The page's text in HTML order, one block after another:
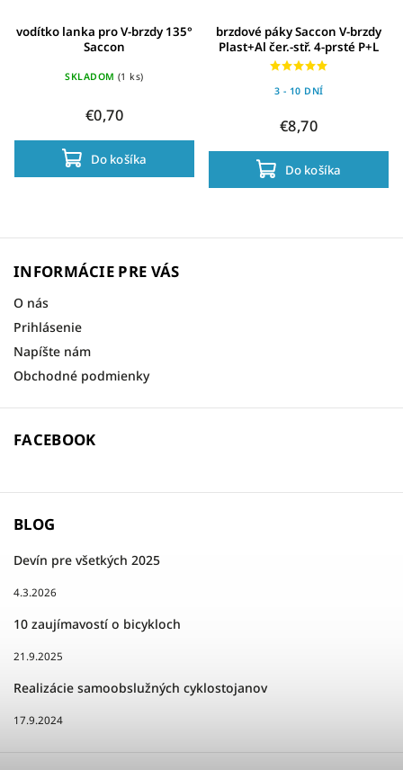
vodítko lanka pro V-brzdy 135°
Saccon
SKLADOM (1 ks)
€0,70
Do košíka
brzdové páky Saccon V-brzdy
Plast+Al čer.-stř. 4-prsté P+L
3 - 10 DNÍ
€8,70
Do košíka
INFORMÁCIE PRE VÁS
O nás
Prihlásenie
Napíšte nám
Obchodné podmienky
FACEBOOK
BLOG
Devín pre všetkých 2025
4.3.2026
10 zaujímavostí o bicykloch
21.9.2025
Realizácie samoobslužných cyklostojanov
17.9.2024